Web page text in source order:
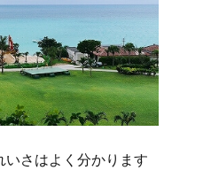
いさはよく分かります